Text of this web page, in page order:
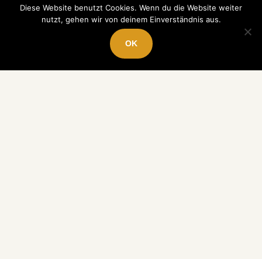
Diese Website benutzt Cookies. Wenn du die Website weiter
nutzt, gehen wir von deinem Einverständnis aus.
OK